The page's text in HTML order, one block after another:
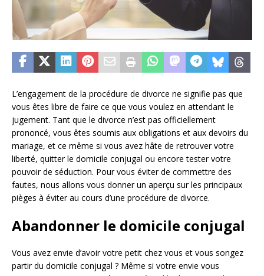
L’engagement de la procédure de divorce ne signifie pas que
vous êtes libre de faire ce que vous voulez en attendant le
jugement. Tant que le divorce n’est pas officiellement
prononcé, vous êtes soumis aux obligations et aux devoirs du
mariage, et ce même si vous avez hâte de retrouver votre
liberté, quitter le domicile conjugal ou encore tester votre
pouvoir de séduction. Pour vous éviter de commettre des
fautes, nous allons vous donner un aperçu sur les principaux
pièges à éviter au cours d’une procédure de divorce.
Abandonner le domicile conjugal
Vous avez envie d’avoir votre petit chez vous et vous songez
partir du domicile conjugal ? Même si votre envie vous